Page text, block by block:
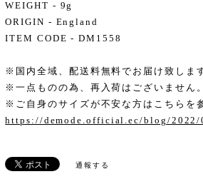
WEIGHT - 9g
ORIGIN - England
ITEM CODE - DM1558
※国内全域、配送料無料でお届け致しま
※一点ものの為、再入荷はございません。
※ご自身のサイズが不安な方はこちらを
https://demode.official.ec/blog/2022/
通報する